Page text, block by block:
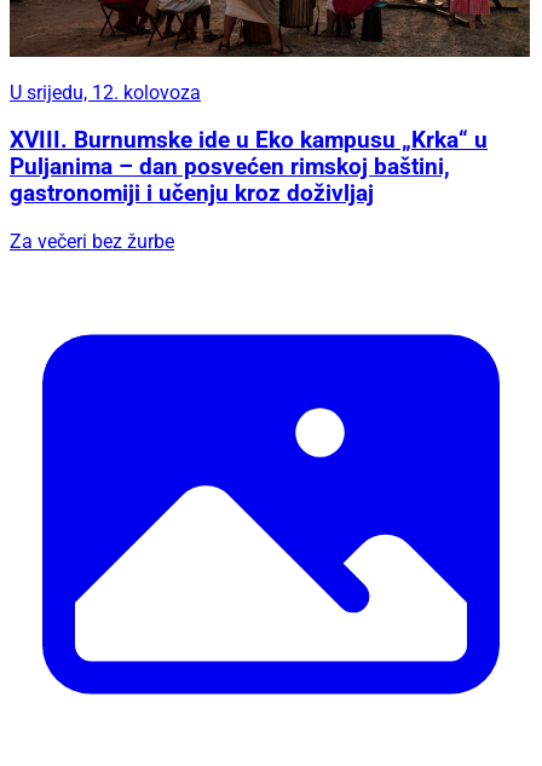
U srijedu, 12. kolovoza
XVIII. Burnumske ide u Eko kampusu „Krka“ u
Puljanima – dan posvećen rimskoj baštini,
gastronomiji i učenju kroz doživljaj
Za večeri bez žurbe